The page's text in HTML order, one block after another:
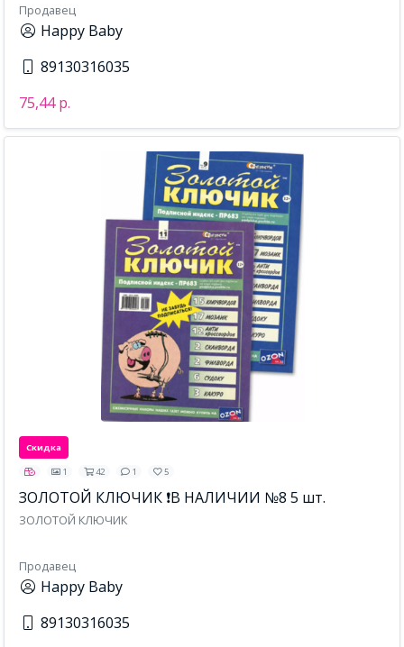
рассказами об известных артистах. Журнал объемом 146
страниц (с ответами)
Продавец
Happy Baby
89130316035
75,44 р.
Скидка
1 42 1 5
ЗОЛОТОЙ КЛЮЧИК ❗В НАЛИЧИИ №8 5 шт.
ЗОЛОТОЙ КЛЮЧИК
Продавец
Happy Baby
89130316035